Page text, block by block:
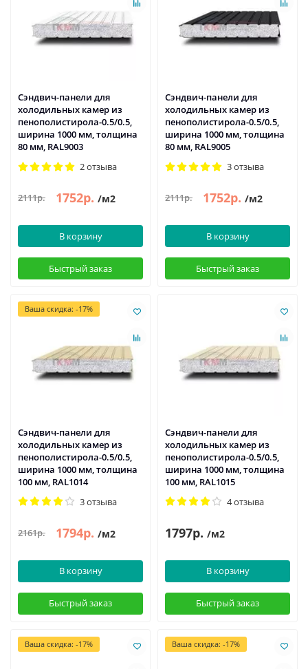
Сэндвич-панели для
холодильных камер из
пенополистирола-0.5/0.5,
ширина 1000 мм, толщина
80 мм, RAL9003
2 отзыва
2111р. 1752р. /м2
В корзину
Быстрый заказ
Сэндвич-панели для
холодильных камер из
пенополистирола-0.5/0.5,
ширина 1000 мм, толщина
80 мм, RAL9005
3 отзыва
2111р. 1752р. /м2
В корзину
Быстрый заказ
Ваша скидка: -17%
Сэндвич-панели для
холодильных камер из
пенополистирола-0.5/0.5,
ширина 1000 мм, толщина
100 мм, RAL1014
3 отзыва
2161р. 1794р. /м2
В корзину
Быстрый заказ
Сэндвич-панели для
холодильных камер из
пенополистирола-0.5/0.5,
ширина 1000 мм, толщина
100 мм, RAL1015
4 отзыва
1797р. /м2
В корзину
Быстрый заказ
Ваша скидка: -17% Ваша скидка: -17%